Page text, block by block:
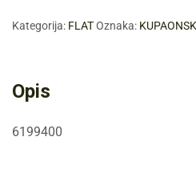
Kategorija: FLATOznaka:
Opis
6199400